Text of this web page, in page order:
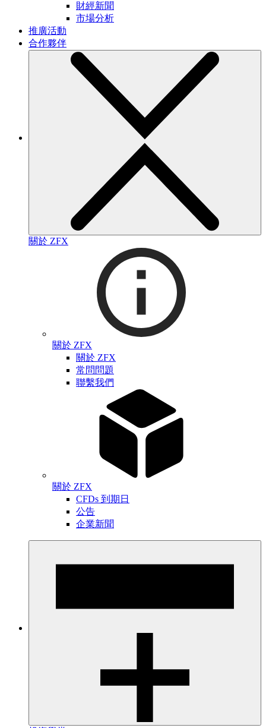
財經新聞
市場分析
推廣活動
合作夥伴
關於 ZFX
關於 ZFX
關於 ZFX
常問問題
聯繫我們
關於 ZFX
CFDs 到期日
公告
企業新聞